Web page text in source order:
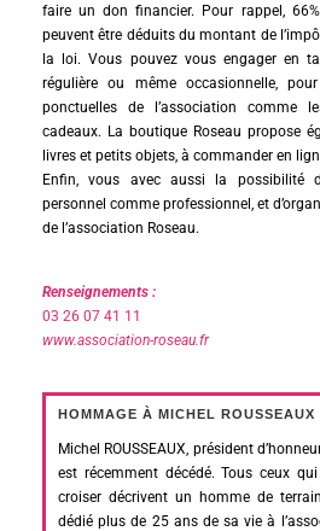
faire un don financier. Pour rappel,
peuvent être déduits du montant de
la loi. Vous pouvez vous engager en
régulière ou même occasionnelle,
ponctuelles de l’association comme
cadeaux. La boutique Roseau propose
livres et petits objets, à commander en
Enfin, vous avec aussi la possibilité
personnel comme professionnel, et
de l’association Roseau.
Renseignements :
03 26 07 41 11
www.association-roseau.fr
HOMMAGE À MICHEL ROUSSEAUX
Michel ROUSSEAUX, président
est récemment décédé. Tous ceux
croiser décrivent un homme de
dédié plus de 25 ans de sa vie à